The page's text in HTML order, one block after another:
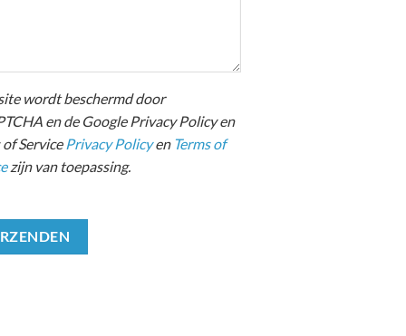
wordt beschermd door
en de Google Privacy Policy en
of Service Privacy Policyen Terms of
zijn van toepassing.